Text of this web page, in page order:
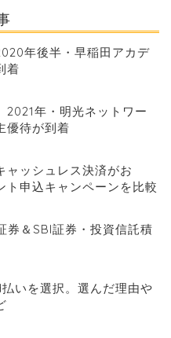
年後半・早稲田アカデ
着
2021年・明光ネットワー
優待が到着
ャッシュレス決済がお
ト申込キャンペーンを比較
券＆SBI証券・投資信託積
いを選択。選んだ理由や